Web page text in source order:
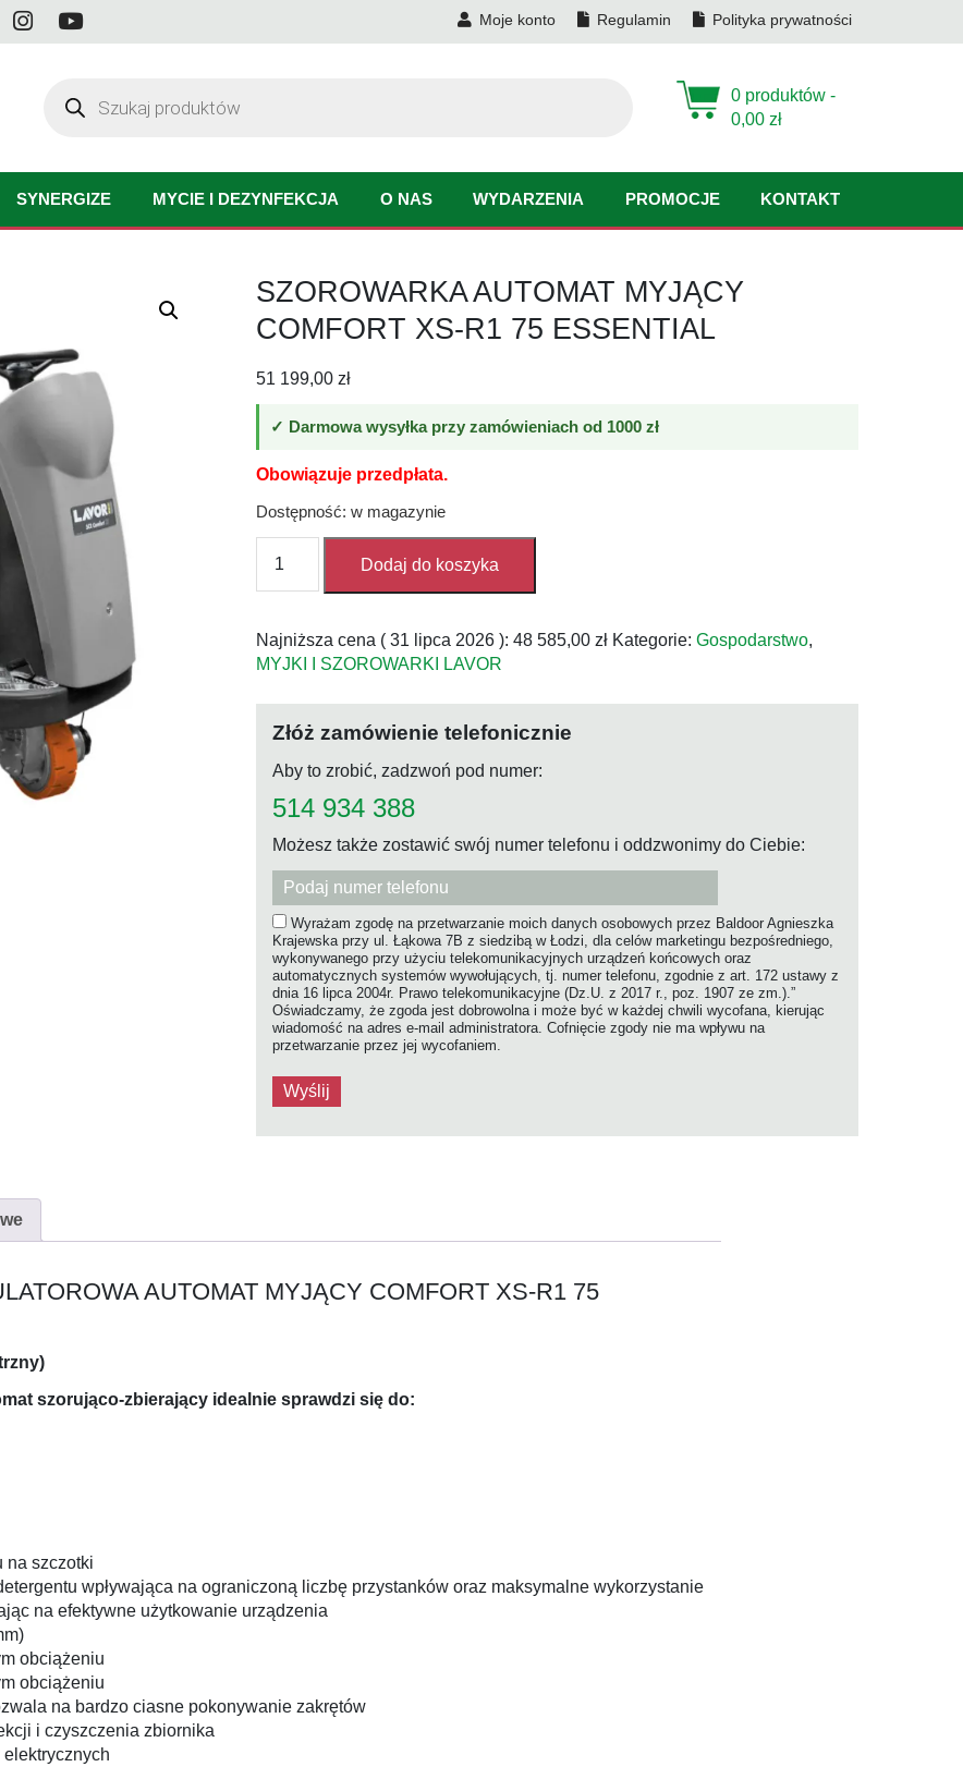
Moje konto Regulamin Polityka prywatności
0 produktów -
0,00zł
produktów
SYNERGIZE MYCIE I DEZYNFEKCJA O NAS WYDARZENIA PROMOCJE KONTAKT
SZOROWARKA AUTOMAT MYJĄCY
COMFORT XS-R1 75 ESSENTIAL
51 199,00zł
✓ Darmowa wysyłka przy zamówieniach od 1000 zł
Obowiązuje przedpłata.
Dostępność: w magazynie
SZOROWARKA
AUTOMAT
COMFORT
XS-
ESSENTIAL
Dodaj do koszyka
Najniższa cena ( 31 lipca 2026 ):48 585,00zł Kategorie:Gospodarstwo,
MYJKI I SZOROWARKI LAVOR
Złóż zamówienie telefonicznie
Aby to zrobić, zadzwoń pod numer:
514 934 388
Możesz także zostawić swój numer telefonu i oddzwonimy do Ciebie:
Wyrażam zgodę na przetwarzanie moich danych osobowych przez Baldoor Agnieszka
Krajewska przy ul. Łąkowa 7B z siedzibą w Łodzi, dla celów marketingu bezpośredniego,
wykonywanego przy użyciu telekomunikacyjnych urządzeń końcowych oraz
automatycznych systemów wywołujących, tj. numer telefonu, zgodnie z art. 172 ustawy z
dnia 16 lipca 2004r. Prawo telekomunikacyjne (Dz.U. z 2017 r., poz. 1907 ze zm.).”
Oświadczamy, że zgoda jest dobrowolna i może być w każdej chwili wycofana, kierując
wiadomość na adres e-mail administratora. Cofnięcie zgody nie ma wpływu na
przetwarzanie przez jej wycofaniem.
AUTOMAT MYJĄCY COMFORT XS-R1 75
szorująco-zbierający idealnie sprawdzi się do:
na szczotki
wpływająca na ograniczoną liczbę przystanków oraz maksymalne wykorzystanie
na efektywne użytkowanie urządzenia
obciążeniu
obciążeniu
na bardzo ciasne pokonywanie zakrętów
i czyszczenia zbiornika